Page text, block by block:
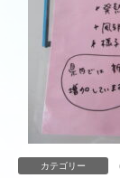
カテゴリー